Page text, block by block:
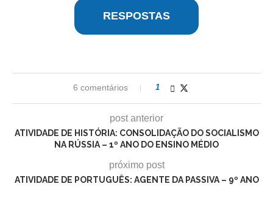
RESPOSTAS
6 comentários 1
post anterior
ATIVIDADE DE HISTÓRIA: CONSOLIDAÇÃO DO SOCIALISMO
NA RÚSSIA – 1º ANO DO ENSINO MÉDIO
próximo post
ATIVIDADE DE PORTUGUÊS: AGENTE DA PASSIVA – 9º ANO